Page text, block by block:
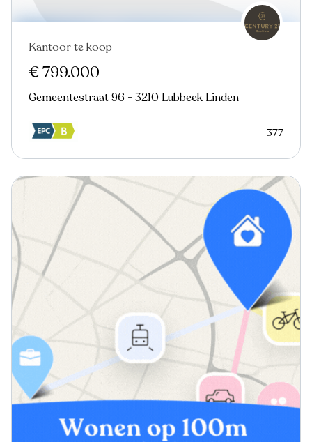
Kantoor te koop
€ 799.000
Gemeentestraat 96 - 3210 Lubbeek Linden
377